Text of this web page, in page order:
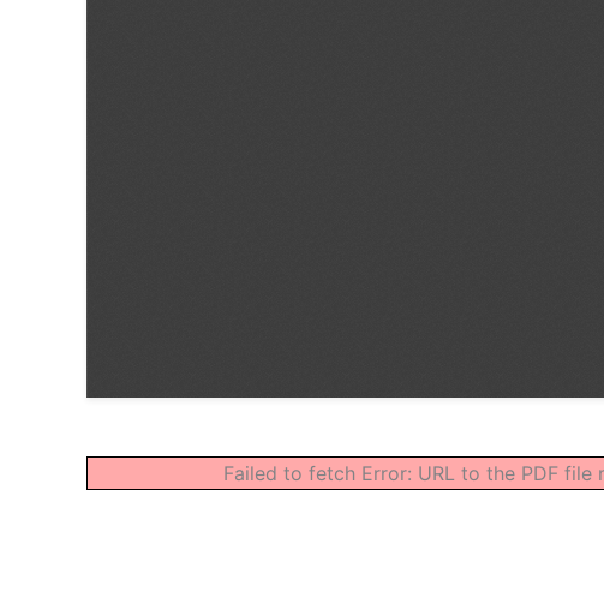
Failed to fetch Error: URL to the PDF